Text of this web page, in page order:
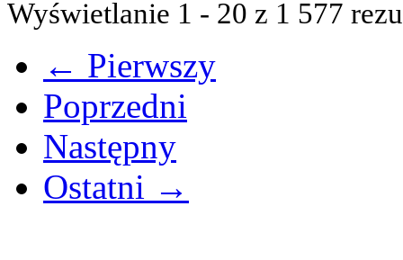
Wyświetlanie 1 - 20 z 1 577
← Pierwszy
Poprzedni
Następny
Ostatni →